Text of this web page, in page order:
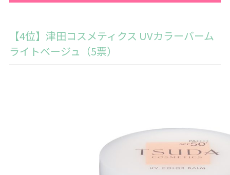
【4位】津田コスメティクス UVカラーバーム
ライトベージュ（5票）